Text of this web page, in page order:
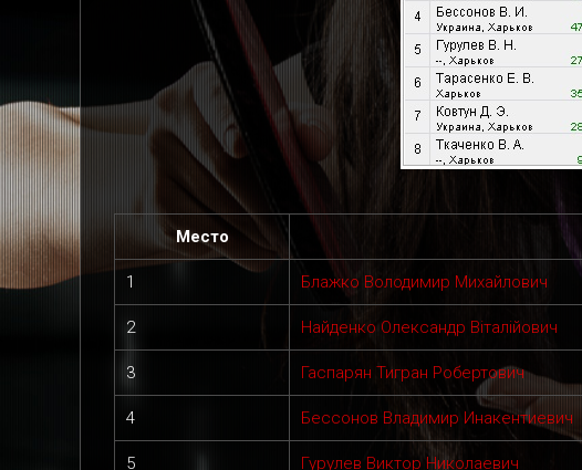
Место
1 Блажко Володимир Михайлович
2 Найденко Олександр Віталійович
3 Гаспарян Тигран Робертович
4 Бессонов Владимир Инакентиевич
5 Гурулев Виктор Николаевич